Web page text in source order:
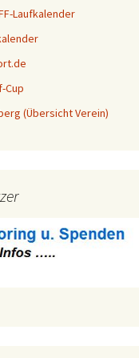
Laufkalender
Cup
(Übersicht Verein)